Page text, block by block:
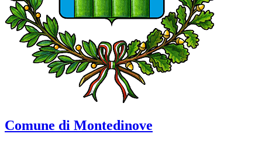
Comune di Montedinove